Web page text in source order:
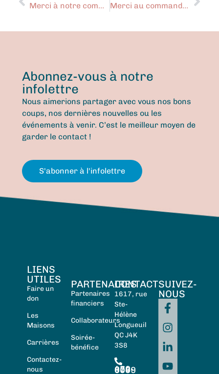
Merci à notre commanditaire Desjardins Merci au commanditaire Infrastructel
Abonnez-vous à notre
infolettre
Nous aimerions partager avec vous nos bons
coups, nos dernières nouvelles ou les
événements à venir. C’est le meilleur moyen de
garder le contact !
S'abonner à l'infolettre
LIENS
UTILES
Faire un
don
Les
Maisons
Carrières
Contactez-
nous
PARTENAIRES
Partenaires
financiers
Collaborateurs
Soirée-
bénéfice
CONTACT
1617, rue
Ste-
Hélène
Longueuil
QC J4K
3S8
450-674-0059
SUIVEZ-
NOUS